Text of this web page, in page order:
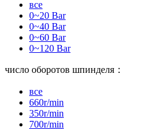
все
0~20 Bar
0~40 Bar
0~60 Bar
0~120 Bar
число оборотов шпинделя：
все
660r/min
350r/min
700r/min